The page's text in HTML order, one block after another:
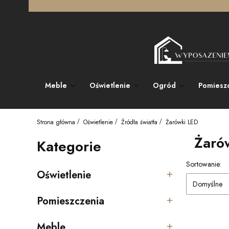
Meble Oświetlenie Ogród
Strona główna Oświetlenie Źródła światła Żarówki LED
Kategorie
Kategoria - Oświetlenie
Oświetlenie
Kategoria - Pomieszczenia
Pomieszczenia
Lista
Sortowanie:
Domyślne